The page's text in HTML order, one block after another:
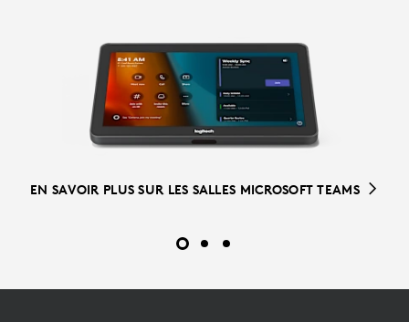
EN SAVOIR PLUS SUR LES SALLES MICROSOFT TEAMS
POUR EN SAVOIR PLUS SUR LES SOLUTIONS POUR